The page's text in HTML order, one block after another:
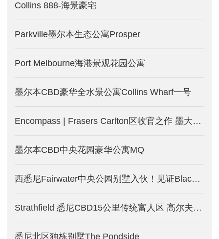
Collins 888-海景豪宅
Parkville墨尔本生态公寓Prosper
Port Melbourne海港景观花园公寓
墨尔本CBD豪华全水景公寓Collins Wharf一号
Encompass | Frasers Carlton区收官之作 墨大学区房-墨尔本新楼盘发售
墨尔本CBD中央花园豪华公寓MQ
西悉尼Fairwater中央公园别墅入伙！见证Blacktown大不同！少量现房限时优惠！
Strathfield 悉尼CBD15公里传统富人区 高尔夫中的别墅-悉尼新房产出售中
悉尼北区独栋别墅The Pondside